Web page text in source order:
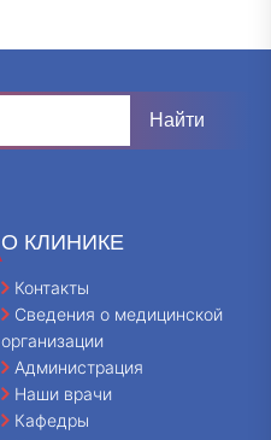
О КЛИНИКЕ
Контакты
Сведения о медицинской
организации
Администрация
Наши врачи
Кафедры